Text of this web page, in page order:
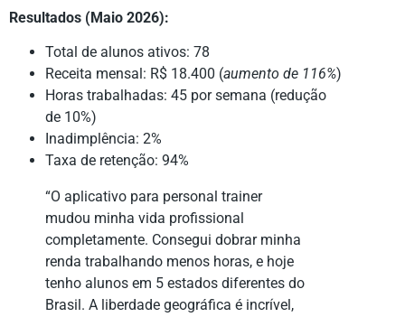
Resultados (Maio 2026):
Total de alunos ativos: 78
Receita mensal: R$ 18.400 (aumento de 116%)
Horas trabalhadas: 45 por semana (redução
de 10%)
Inadimplência: 2%
Taxa de retenção: 94%
“O aplicativo para personal trainer
mudou minha vida profissional
completamente. Consegui dobrar minha
renda trabalhando menos horas, e hoje
tenho alunos em 5 estados diferentes do
Brasil. A liberdade geográfica é incrível,